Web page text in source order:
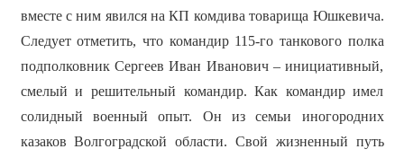
вместе с ним явился на КП комдива товарища Юшкевича.
Следует отметить, что командир 115-го танкового полка
подполковник Сергеев Иван Иванович – инициативный,
смелый и решительный командир. Как командир имел
солидный военный опыт. Он из семьи иногородних
казаков Волгоградской области. Свой жизненный путь